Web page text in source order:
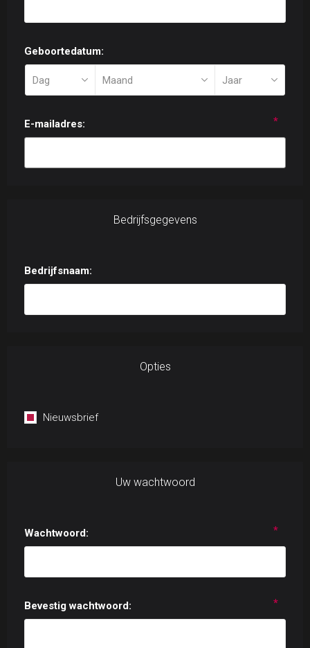
Geboortedatum:
E-mailadres: *
Bedrijfsgegevens
Bedrijfsnaam:
Opties
Nieuwsbrief
Uw wachtwoord
Wachtwoord: *
Bevestig wachtwoord: *